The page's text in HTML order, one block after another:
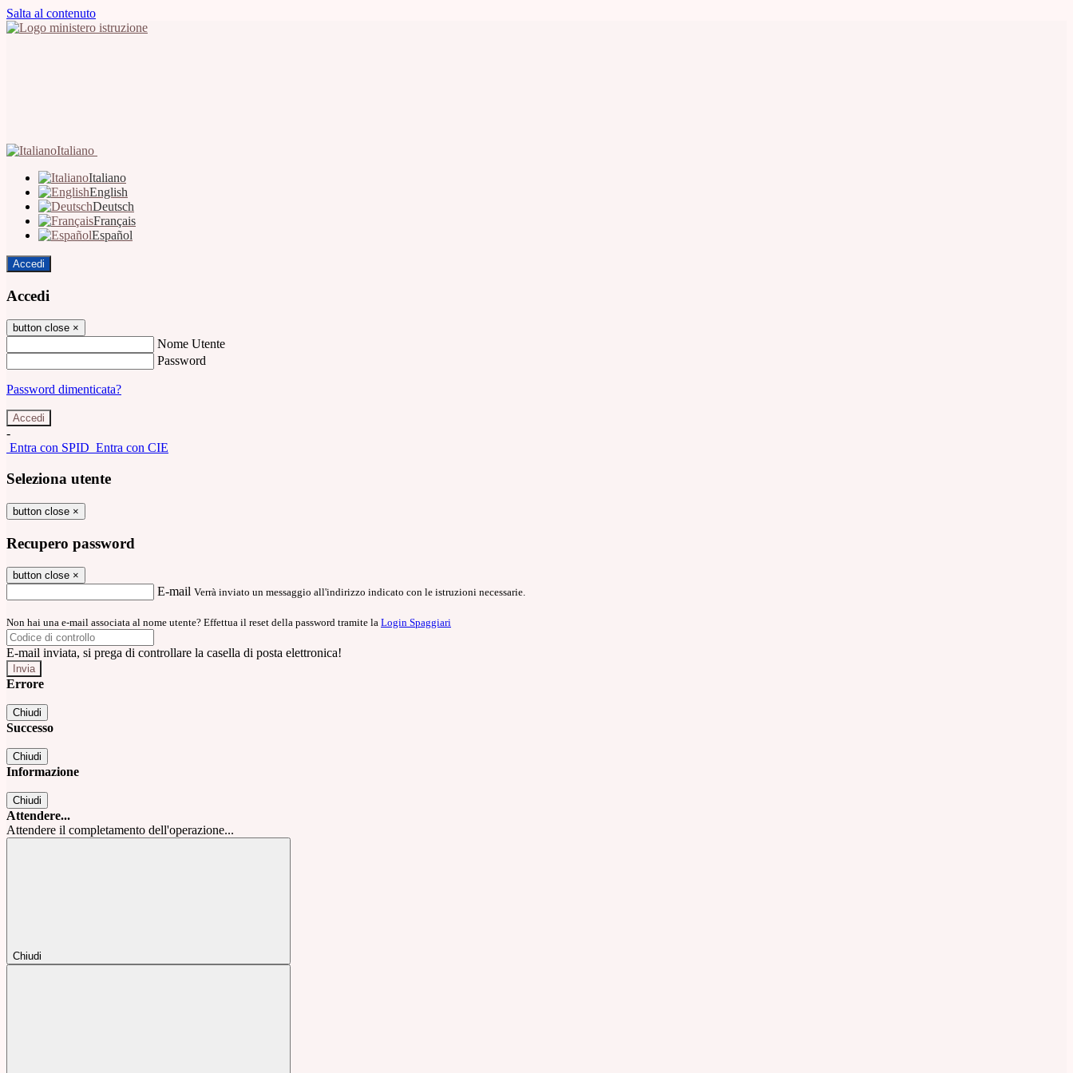
Salta al contenuto
Italiano
Italiano
English
Deutsch
Français
Español
Accedi
Accedi
button close ×
Nome Utente
Password
Password dimenticata?
-
Entra con SPID Entra con CIE
Seleziona utente
button close ×
Recupero password
button close ×
E-mail Verrà inviato un messaggio all'indirizzo indicato con le istruzioni necessarie.
Non hai una e-mail associata al nome utente? Effettua il reset della password tramite la Login Spaggiari
E-mail inviata, si prega di controllare la casella di posta elettronica!
Errore
Chiudi
Successo
Chiudi
Informazione
Chiudi
Attendere...
Attendere il completamento dell'operazione...
Chiudi